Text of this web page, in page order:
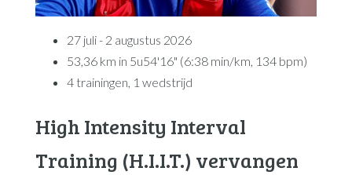
27 juli - 2 augustus 2026
53,36 km in 5u54'16" (6:38 min/km, 134 bpm)
4 trainingen, 1 wedstrijd
High Intensity Interval
Training (H.I.I.T.) vervangen